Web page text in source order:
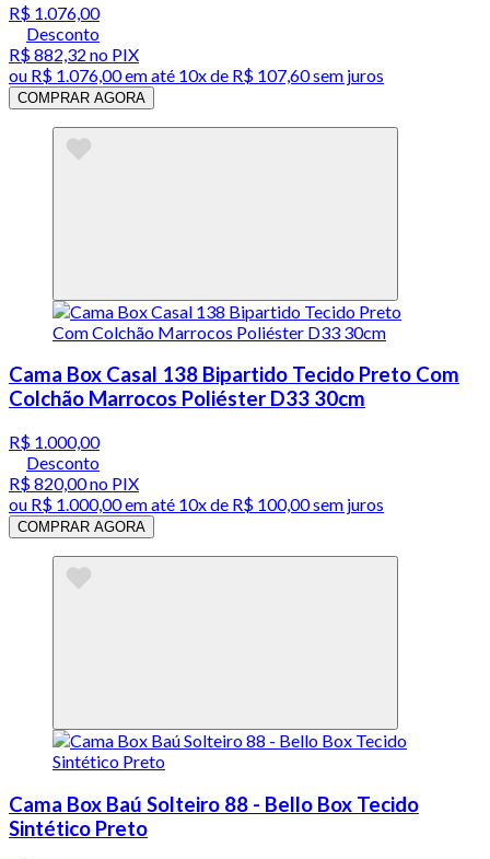
R$ 1.076,00
Desconto
R$ 882,32 no PIX
ou R$ 1.076,00em até 10x de R$ 107,60 sem juros
COMPRAR AGORA
Cama Box Casal 138 Bipartido Tecido Preto Com
Colchão Marrocos Poliéster D33 30cm
R$ 1.000,00
Desconto
R$ 820,00no PIX
ou R$ 1.000,00em até 10x de R$ 100,00 sem juros
COMPRAR AGORA
Cama Box Baú Solteiro 88 - Bello Box Tecido
Sintético Preto